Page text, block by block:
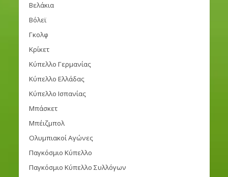
Βελάκια
Βόλεϊ
Γκολφ
Κρίκετ
Κύπελλο Γερμανίας
Κύπελλο Ελλάδας
Κύπελλο Ισπανίας
Μπάσκετ
Μπέιζμπολ
Ολυμπιακοί Αγώνες
Παγκόσμιο Κύπελλο
Παγκόσμιο Κύπελλο Συλλόγων